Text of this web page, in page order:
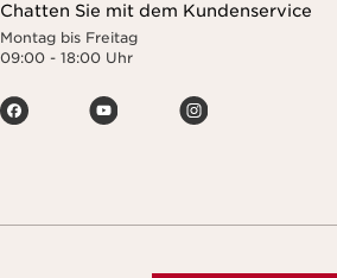
Chatten Sie mit dem Kundenservice
Montag bis Freitag
09:00 - 18:00 Uhr